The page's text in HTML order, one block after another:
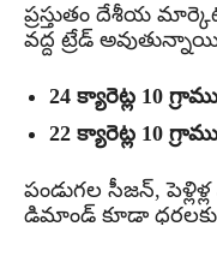
ప్రస్తుతం దేశీయ
వద్ద ట్రేడ్
24 క్యారెట్ల 10
22 క్యారెట్ల 10
పండుగల సీజన్,
డిమాండ్ కూడా ధరలకు